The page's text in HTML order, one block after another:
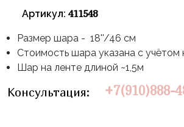
Артикул: 411548
Размер шара - 18''/46 см
Стоимость шара указана с учётом
Шар на ленте длиной ~1,5м
Консультация: +7(910)888-
Латексные
с
рисунком
сердца/
Родился
День
Рождения
LOVE
Синий
Трактор
Миньоны
Контакты
+7(910)888-
60